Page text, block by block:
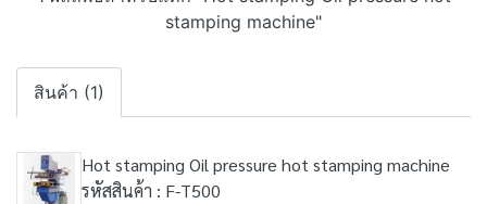
stamping machine"
สินค้า (1)
Hot stamping Oil pressure hot stamping machine
รหัสสินค้า : F-T500